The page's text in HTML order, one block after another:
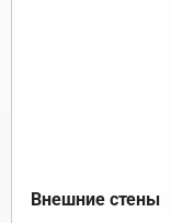
Внешние стены